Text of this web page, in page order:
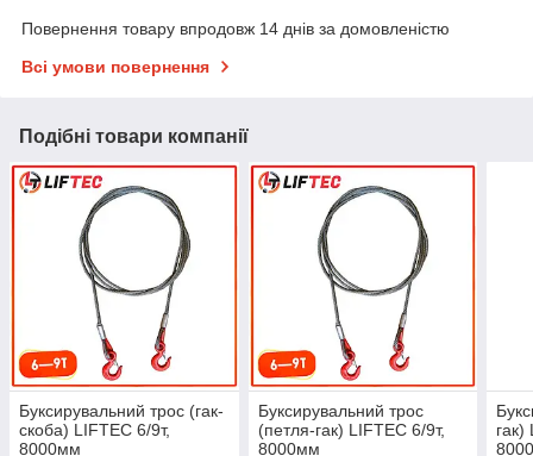
Повернення товару впродовж 14 днів за домовленістю
Всі умови повернення
Подібні товари компанії
Буксирувальний трос (гак-
скоба) LIFTEC 6/9т,
8000мм
Буксирувальний трос
(петля-гак) LIFTEC 6/9т,
8000мм
гак)